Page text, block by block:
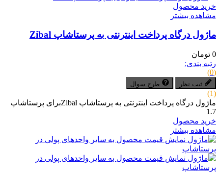
خرید محصول
مشاهده بیشتر
ماژول درگاه پرداخت اینترنتی به پرستاشاپ Zibal
0 تومان
رتبه بندی:
(0)
ثبت نظر طرح سوال
(1)
ماژول درگاه پرداخت اینترنتی به پرستاشاپ Zibalبرای پرستاشاپ
1.7
خرید محصول
مشاهده بیشتر